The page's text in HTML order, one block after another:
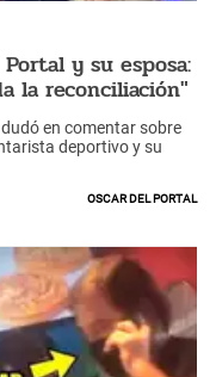
y su esposa:
la reconciliación"
en comentar sobre
deportivo y su
Oscar del Portal